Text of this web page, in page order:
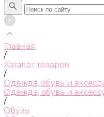
Главная
/
Каталог товаров
/
Одежда, обувь и
Одежда, обувь и
/
Обувь